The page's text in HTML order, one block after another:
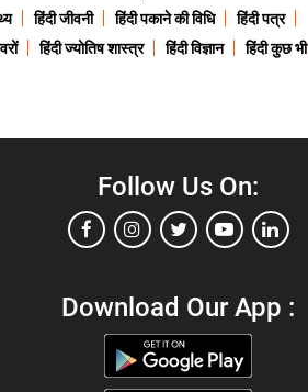
हिंदी जीवनी हिंदी पकाने की विधि
हिंदी पत्र
हिंदी ज्योतिष शास्त्र हिंदी विज्ञान
हिंदी कुछ भी
Follow Us On:
Download Our App :